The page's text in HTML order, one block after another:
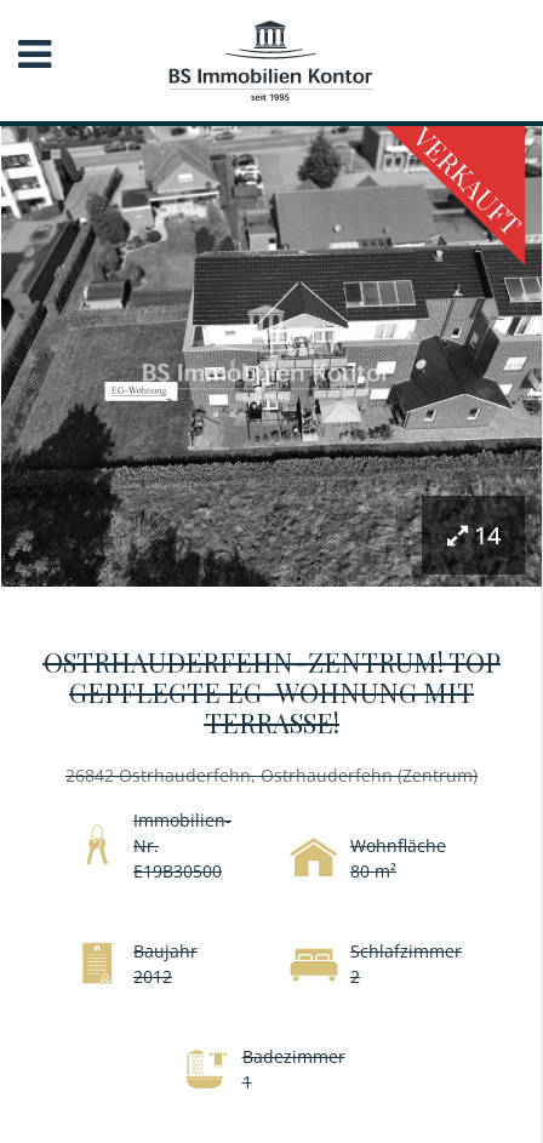
VERKAUFT
14
OSTRHAUDERFEHN-ZENTRUM! TOP
GEPFLEGTE EG-WOHNUNG MIT
TERRASSE!
26842 Ostrhauderfehn, Ostrhauderfehn (Zentrum)
Immobilien-
Nr.
E19B30500
Wohnfläche
80 m²
Baujahr
2012
Schlafzimmer
2
Badezimmer
1